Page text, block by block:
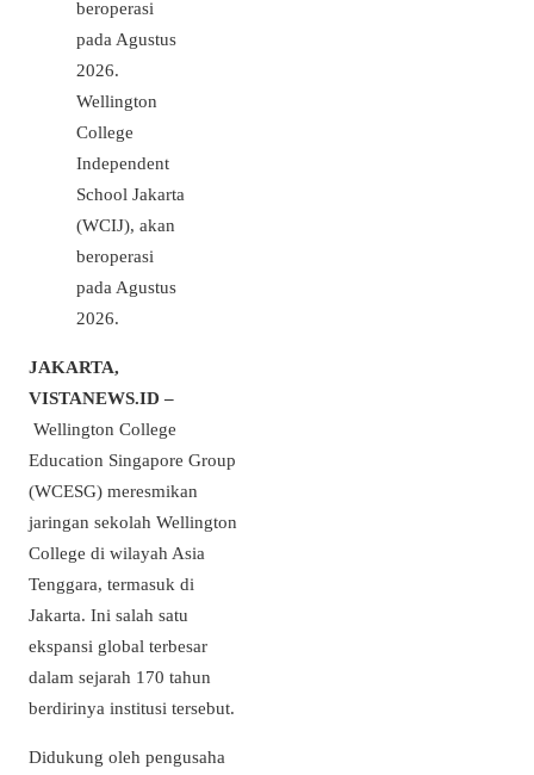
Wellington
College
Independent
School Jakarta
(WCIJ), akan
beroperasi
pada Agustus
2026.
JAKARTA,
VISTANEWS.ID –
Wellington College
Education Singapore Group
(WCESG) meresmikan
jaringan sekolah Wellington
College di wilayah Asia
Tenggara, termasuk di
Jakarta. Ini salah satu
ekspansi global terbesar
dalam sejarah 170 tahun
berdirinya institusi tersebut.
Didukung oleh pengusaha